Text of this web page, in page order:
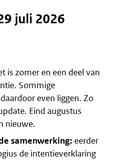
juli 2026
is zomer en een deel van
Sommige
even liggen. Zo
Eind augustus
nieuwe.
samenwerking: eerder
de intentieverklaring